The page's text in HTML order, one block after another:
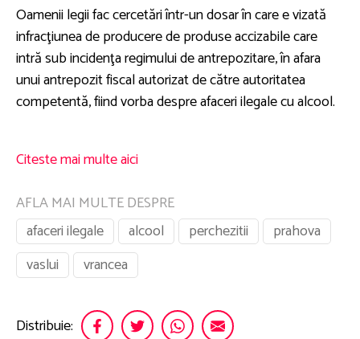
Oamenii legii fac cercetări într-un dosar în care e vizată
infracţiunea de producere de produse accizabile care
intră sub incidenţa regimului de antrepozitare, în afara
unui antrepozit fiscal autorizat de către autoritatea
competentă, fiind vorba despre afaceri ilegale cu alcool.
Citeste mai multe aici
AFLA MAI MULTE DESPRE
afaceri ilegale
alcool perchezitii
prahova
vaslui
vrancea
Distribuie: